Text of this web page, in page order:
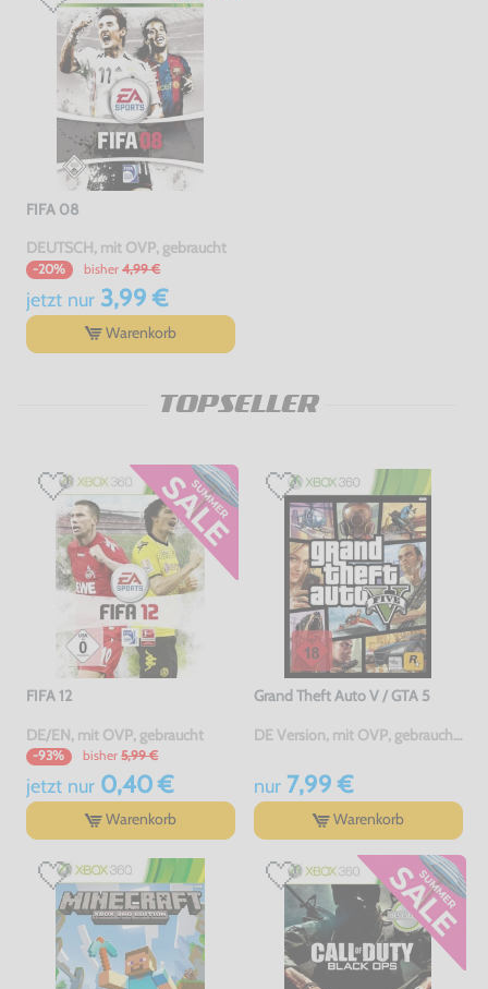
FIFA 08
DEUTSCH, mit OVP, gebraucht
-20% bisher 4,99 €
jetzt nur3,99 €
Warenkorb
TOPSELLER
FIFA 12
DE/EN, mit OVP, gebraucht
-93% bisher 5,99 €
jetzt nur0,40 €
Warenkorb
Grand Theft Auto V / GTA 5
DE Version, mit OVP, gebraucht, USK18
nur7,99 €
Warenkorb